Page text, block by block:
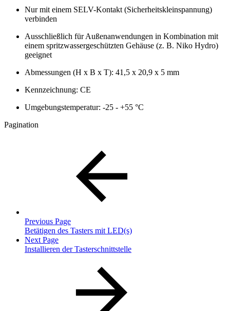
Nur mit einem SELV-Kontakt (Sicherheitskleinspannung)
verbinden
Ausschließlich für Außenanwendungen in Kombination mit
einem spritzwassergeschützten Gehäuse (z. B. Niko Hydro)
geeignet
Abmessungen (H x B x T): 41,5 x 20,9 x 5 mm
Kennzeichnung: CE
Umgebungstemperatur: -25 - +55 °C
Pagination
Previous Page
Betätigen des Tasters mit LED(s)
Next Page
Installieren der Tasterschnittstelle